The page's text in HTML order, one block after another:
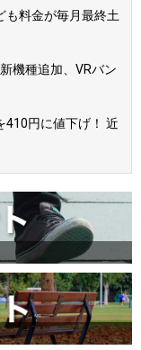
も料金が毎月最終土
機種追加、VRバン
410円に値下げ！ 近